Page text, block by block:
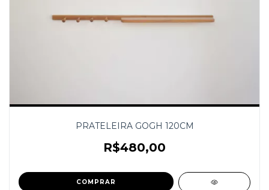
PRATELEIRA GOGH 120CM
R$480,00
COMPRAR